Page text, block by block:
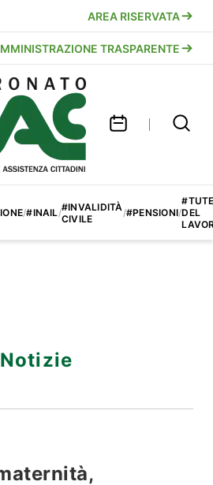
AREA RISERVATA
TRASPARENTE
/#INAIL/#INVALIDITÀ
CIVILE
/#PENSIONI/DEL
Notizie